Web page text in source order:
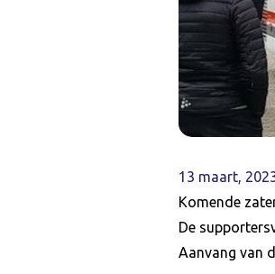
13 maart,
Komende
De
Aanvang van